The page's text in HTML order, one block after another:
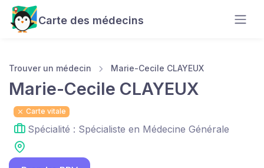
Carte des médecins
Trouver un médecin Marie-Cecile CLAYEUX
Marie-Cecile CLAYEUX
Carte vitale
Spécialité : Spécialiste en Médecine Générale